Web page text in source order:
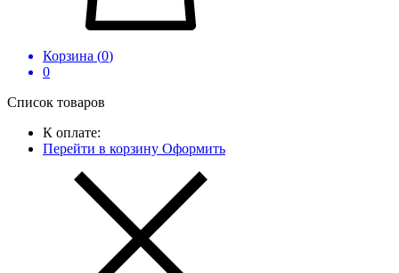
Корзина (0)
0
Список товаров
К оплате:
Перейти в корзину Оформить